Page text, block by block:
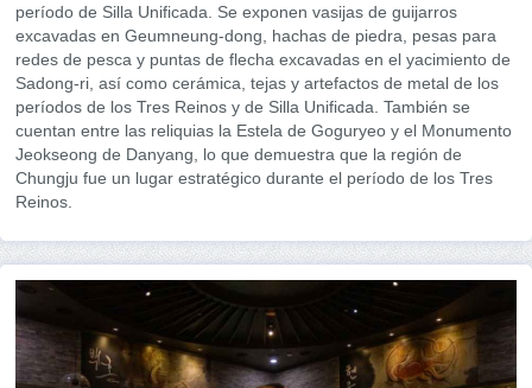
período de Silla Unificada. Se exponen vasijas de guijarros
excavadas en Geumneung-dong, hachas de piedra, pesas para
redes de pesca y puntas de flecha excavadas en el yacimiento de
Sadong-ri, así como cerámica, tejas y artefactos de metal de los
períodos de los Tres Reinos y de Silla Unificada. También se
cuentan entre las reliquias la Estela de Goguryeo y el Monumento
Jeokseong de Danyang, lo que demuestra que la región de
Chungju fue un lugar estratégico durante el período de los Tres
Reinos.